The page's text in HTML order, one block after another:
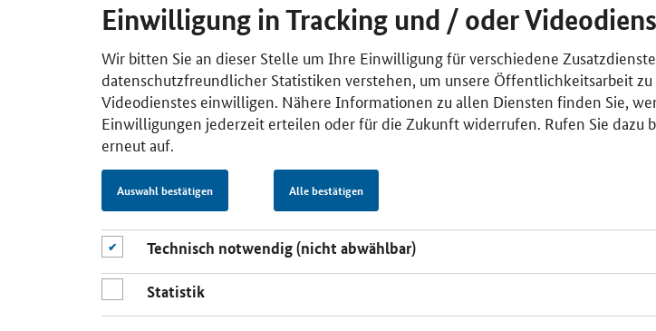
Einwilligung in Tracking und / oder
Wir bitten Sie an dieser Stelle um Ihre Einwilligung für verschiedene
datenschutzfreundlicher Statistiken verstehen, um unsere Öffentlichkeitsarbeit
Videodienstes einwilligen. Nähere Informationen zu allen Diensten finden Sie,
Einwilligungen jederzeit erteilen oder für die Zukunft widerrufen. Rufen Sie dazu
erneut auf.
Auswahl bestätigen Alle bestätigen
Technisch notwendig (nicht abwählbar)
Statistik